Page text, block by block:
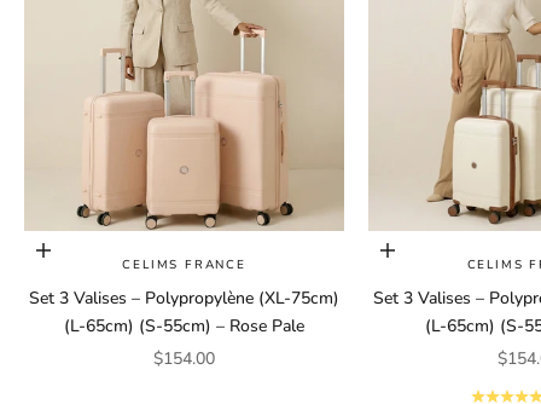
Ajouter au panierCELIMS FRANCE
Set 3 Valises – Polypropylène (XL-75cm)
(L-65cm) (S-55cm) – Rose Pale
Prix de vente
$154.00
Ajouter au panier
CELIMS
Set 3 Valises –
(L-65cm) (S-
Prix